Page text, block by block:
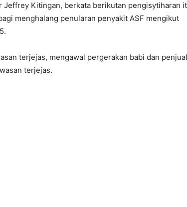
Jeffrey Kitingan, berkata berikutan pengisytiharan
menghalang penularan penyakit ASF mengikut
terjejas, mengawal pergerakan babi dan
terjejas.